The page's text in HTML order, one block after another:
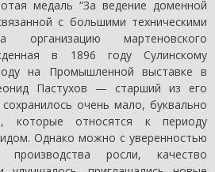
медаль “За ведение доменной
с большими техническими
мартеновского
в 1896 году Сулинскому
на Промышленной выставке в
Пастухов — старший из его
очень мало, буквально
которые относятся к периоду
Однако можно с уверенностью
росли, качество